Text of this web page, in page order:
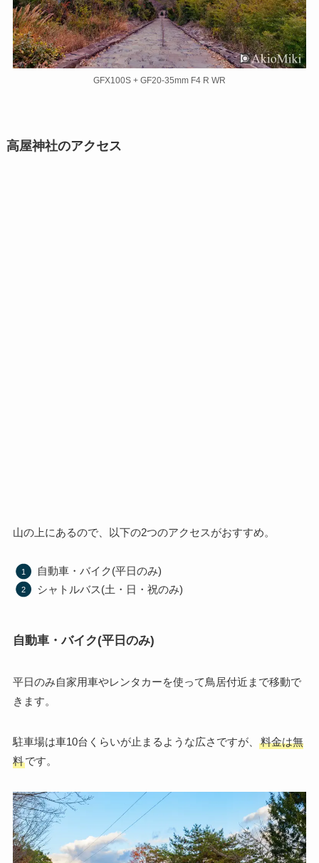
GFX100S + GF20-35mm F4 R WR
高屋神社のアクセス
山の上にあるので、以下の2つのアクセスがおすすめ。
自動車・バイク(平日のみ)
シャトルバス(土・日・祝のみ)
自動車・バイク(平日のみ)
平日のみ自家用車やレンタカーを使って鳥居付近まで移動で
きます。
駐車場は車10台くらいが止まるような広さですが、
料金は無
料です。